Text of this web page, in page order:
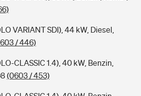
VARIANT SDI), 44 kW, Diesel,
/ 446)
CLASSIC 1.4), 40 kW, Benzin,
(0603 / 453)